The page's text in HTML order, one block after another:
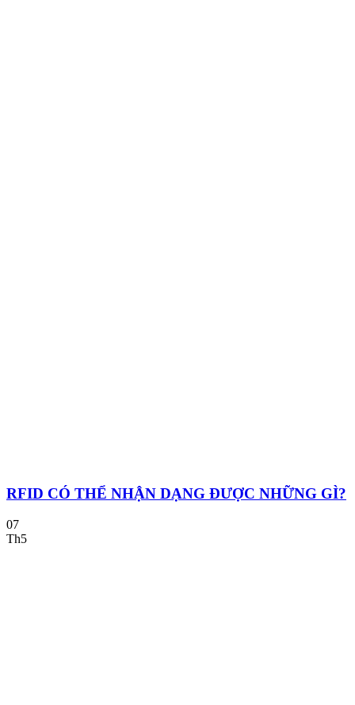
RFID CÓ THỂ NHẬN DẠNG ĐƯỢC NHỮNG GÌ?
07
Th5